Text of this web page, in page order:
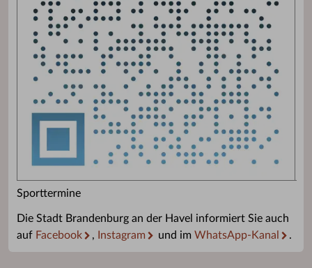
Sporttermine
Die Stadt Brandenburg an der Havel informiert Sie auch
auf Facebook , Instagram und im WhatsApp-Kanal .